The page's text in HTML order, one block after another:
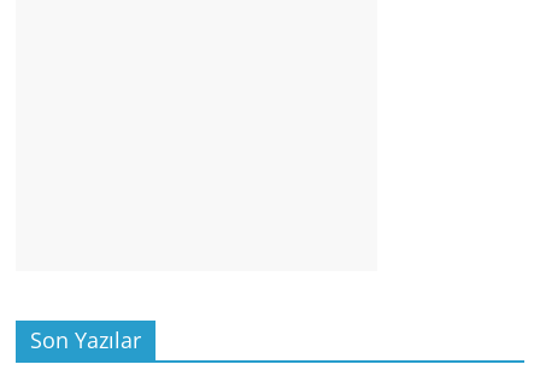
Son Yazılar